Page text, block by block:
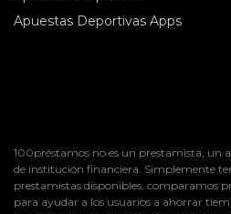
Apuestas Deportivas Apps
100préstamos no es un prestamista, un
de institución financiera. Simplemente
prestamistas disponibles, comparamos
para ayudar a los usuarios a ahorrar